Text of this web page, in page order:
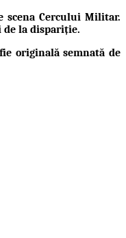
scena Cercului Militar.
de la dispariție.
originală semnată de